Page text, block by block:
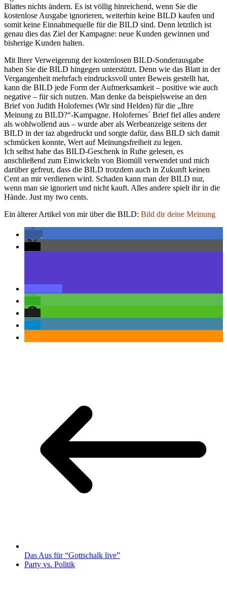
Blattes nichts ändern. Es ist völlig hinreichend, wenn Sie die
kostenlose Ausgabe ignorieren, weiterhin keine BILD kaufen und
somit keine Einnahmequelle für die BILD sind. Denn letztlich ist
genau dies das Ziel der Kampagne: neue Kunden gewinnen und
bisherige Kunden halten.
Mit Ihrer Verweigerung der kostenlosen BILD-Sonderausgabe
haben Sie die BILD hingegen unterstützt. Denn wie das Blatt in der
Vergangenheit mehrfach eindrucksvoll unter Beweis gestellt hat,
kann die BILD jede Form der Aufmerksamkeit – positive wie auch
negative – für sich nutzen. Man denke da beispielsweise an den
Brief von Judith Holofernes (Wir sind Helden) für die „Ihre
Meinung zu BILD?“-Kampagne. Holofernes´ Brief fiel alles andere
als wohlwollend aus – wurde aber als Werbeanzeige seitens der
BILD in der taz abgedruckt und sorgte dafür, dass BILD sich damit
schmücken konnte, Wert auf Meinungsfreiheit zu legen.
Ich selbst habe das BILD-Geschenk in Ruhe gelesen, es
anschließend zum Einwickeln von Biomüll verwendet und mich
darüber gefreut, dass die BILD trotzdem auch in Zukunft keinen
Cent an mir verdienen wird. Schaden kann man der BILD nur,
wenn man sie ignoriert und nicht kauft. Alles andere spielt ihr in die
Hände. Just my two cents.
Ein älterer Artikel von mir über die BILD: Bild dir deine Meinung
Das Aus für “Gottschalk live”
Party vs. Politik